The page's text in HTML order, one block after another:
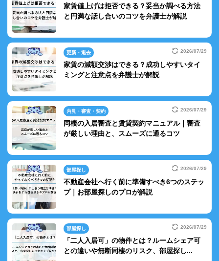
家賃値上げは拒否できる？妥当か調べる方法
と円満な話し合いのコツを弁護士が解説
更新・退去 2026/07/29
家賃の減額交渉はできる？成功しやすいタイ
ミングと注意点を弁護士が解説
内見・審査・契約 2026/07/29
同棲の入居審査と賃貸契約マニュアル｜審査
が厳しい理由と、スムーズに通るコツ
部屋探し 2026/07/29
不動産会社へ行く前に準備すべき6つのステッ
プ｜お部屋探しのプロが解説
部屋探し 2026/07/29
「二人入居可」の物件とは？ルームシェア可
との違いや無断同棲のリスク、部屋探し...